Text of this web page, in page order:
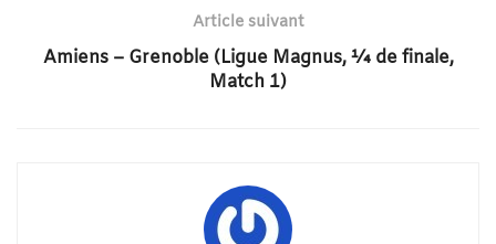
Article suivant
Amiens – Grenoble (Ligue Magnus, ¼ de finale,
Match 1)